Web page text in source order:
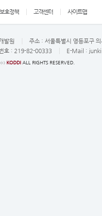
호정책 고객센터 사이트맵
발원 주소 : 서울특별시 영등포구
호 : 219-82-00333 E-Mail :
ⓒ KODDI ALL RIGHTS RESERVED.